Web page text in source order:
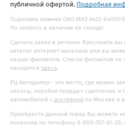
публичной офертой. Подробная
Подножка нижняя ОАО МАЗ 6422-
По запросу в наличии на складе.
Сделать заказ в регионе Ярославль вы
каталог интернет магазина или вы
наших филиалов. Список филиалов по
находятся здесь.
РЦ Автодилер - это место, где можно
насосы, коробки передач сцепление и
автомобилей с доставкой по Москве и
Приобрести данный товар Вы можете
позвонив по телефону 8-800-707-61-